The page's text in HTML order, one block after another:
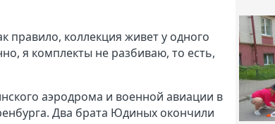
правило, коллекция живет у одного
я комплекты не разбиваю, то есть,
аэродрома и военной авиации в
Два брата Юдиных окончили